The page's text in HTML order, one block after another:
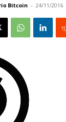
Bitcoin - 24/11/2016